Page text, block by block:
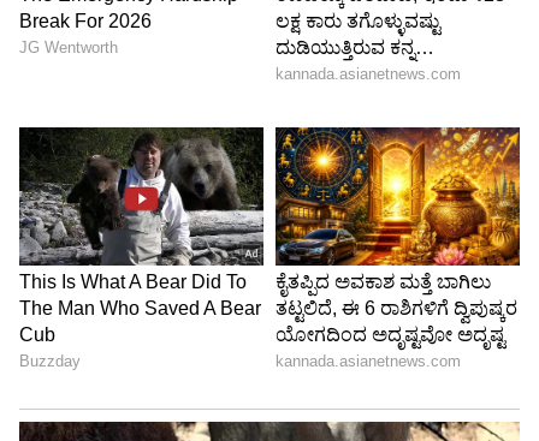
ನಡೆಸಲಾಯಿತು. ಸಹಾಯಕ ದೋಣಿಗಳು, ಅರೆವೈದ್ಯರು
ಹಾಗೂ ಭಾರತೀಯ ನೌಕಾಪಡೆ ಸಿಬ್ಬಂದಿ ಈಜುಗಾರರೊಂದಿಗೆ
ಸುರಕ್ಷತೆಯನ್ನು ಖಚಿತಪಡಿಸಿಕೊಳ್ಳುವಲ್ಲಿ ಪ್ರಮುಖ
ಪಾತ್ರವಹಿಸಿವೆ.
5
7